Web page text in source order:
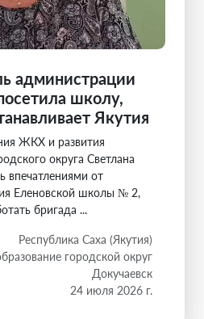
администрации
школу,
Якутия
ЖКХ и развития
округа Светлана
впечатлениями от
Еленовской школы № 2,
бригада ...
Республика Саха (Якутия)
городской округ
Докучаевск
24 июля 2026 г.